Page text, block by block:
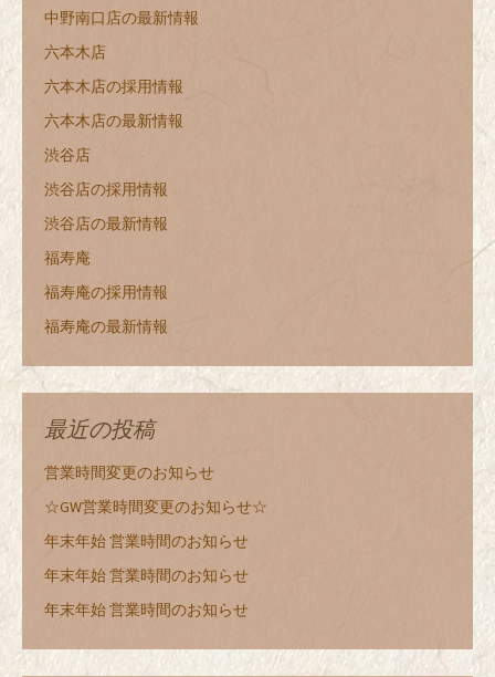
中野南口店の最新情報
六本木店
六本木店の採用情報
六本木店の最新情報
渋谷店
渋谷店の採用情報
渋谷店の最新情報
福寿庵
福寿庵の採用情報
福寿庵の最新情報
最近の投稿
営業時間変更のお知らせ
☆GW営業時間変更のお知らせ☆
年末年始 営業時間のお知らせ
年末年始 営業時間のお知らせ
年末年始 営業時間のお知らせ